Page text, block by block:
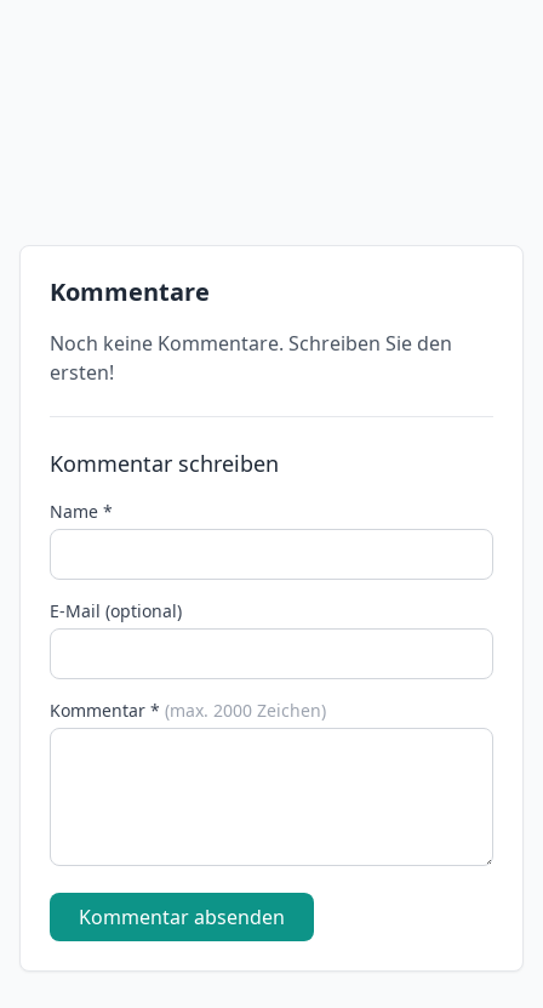
Kommentare
Noch keine Kommentare. Schreiben Sie den
ersten!
Kommentar schreiben
Name *
E-Mail (optional)
Kommentar * (max. 2000 Zeichen)
Kommentar absenden